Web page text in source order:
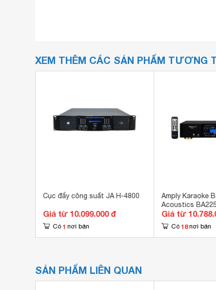
XEM THÊM CÁC SẢN PHẨM TƯƠNG
Cục đẩy công suất JA H-4800
Giá từ 10.099.000 đ
Có 1 nơi bán
Amply Karaoke
Acoustics
Vang Số
Giá từ
Có 18 nơi bán
SẢN PHẨM LIÊN QUAN